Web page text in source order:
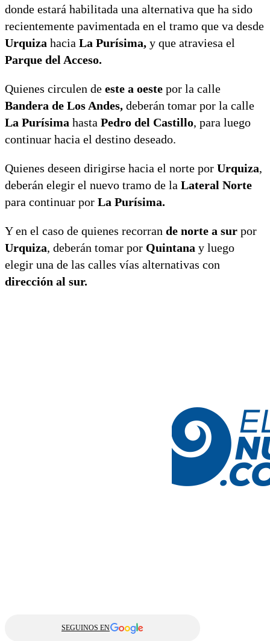
donde estará habilitada una alternativa que ha sido
recientemente pavimentada en el tramo que va desde
Urquiza hacia La Purísima, y que atraviesa el
Parque del Acceso.
Quienes circulen de este a oeste por la calle
Bandera de Los Andes, deberán tomar por la calle
La Purísima hasta Pedro del Castillo, para luego
continuar hacia el destino deseado.
Quienes deseen dirigirse hacia el norte por Urquiza,
deberán elegir el nuevo tramo de la Lateral Norte
para continuar por La Purísima.
Y en el caso de quienes recorran de norte a sur por
Urquiza, deberán tomar por Quintana y luego
elegir una de las calles vías alternativas con
dirección al sur.
SEGUINOS EN